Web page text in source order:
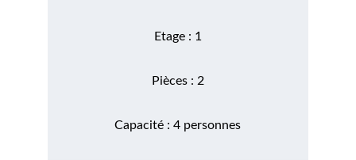
Etage : 1
Pièces : 2
Capacité : 4 personnes